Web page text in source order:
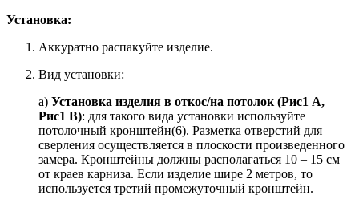
Установка:
Аккуратно распакуйте изделие.
Вид установки:
а) Установка изделия в откос/на потолок (Рис1 А,
Рис1 В): для такого вида установки используйте
потолочный кронштейн(6). Разметка отверстий для
сверления осуществляется в плоскости произведенного
замера. Кронштейны должны располагаться 10 – 15 см
от краев карниза. Если изделие шире 2 метров, то
используется третий промежуточный кронштейн.